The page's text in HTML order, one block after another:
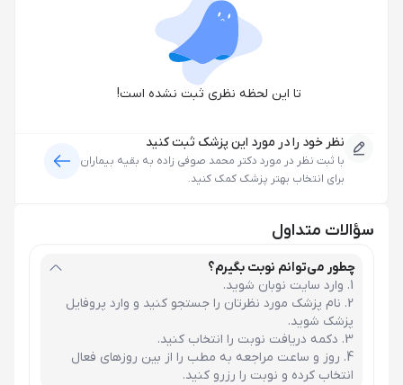
تا این لحظه نظری ثبت نشده است!
نظر خود را در مورد این پزشک ثبت کنید
با ثبت نظر در مورد دکتر محمد صوفی زاده به بقیه بیماران
برای انتخاب بهتر پزشک کمک کنید.
سؤالات متداول
چطور می‌توانم نوبت بگیرم؟
وارد سایت نوبان شوید.
نام پزشک مورد نظرتان را جستجو کنید و وارد پروفایل
پزشک شوید.
دکمه دریافت نوبت را انتخاب کنید.
روز و ساعت مراجعه به مطب را از بین روزهای فعال
انتخاب کرده و نوبت را رزرو کنید.